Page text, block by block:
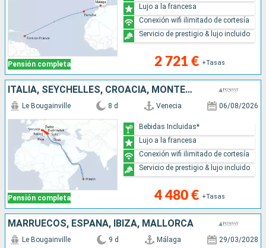
Pensión completa 2 721 € +Tasas
Lujo a la francesa
Conexión wifi ilimitado de cortesía
Servicio de prestigio & lujo incluido
ITALIA, SEYCHELLES, CROACIA, MONTENEGRO
Pensión completa
Le Bougainville 8 d Venecia 06/08/2026
4 480 € +Tasas
Bebidas Incluidas*
Lujo a la francesa
Conexión wifi ilimitado de cortesía
Servicio de prestigio & lujo incluido
MARRUECOS, ESPAÑA, IBIZA, MALLORCA
Le Bougainville 9 d Málaga 29/03/2028